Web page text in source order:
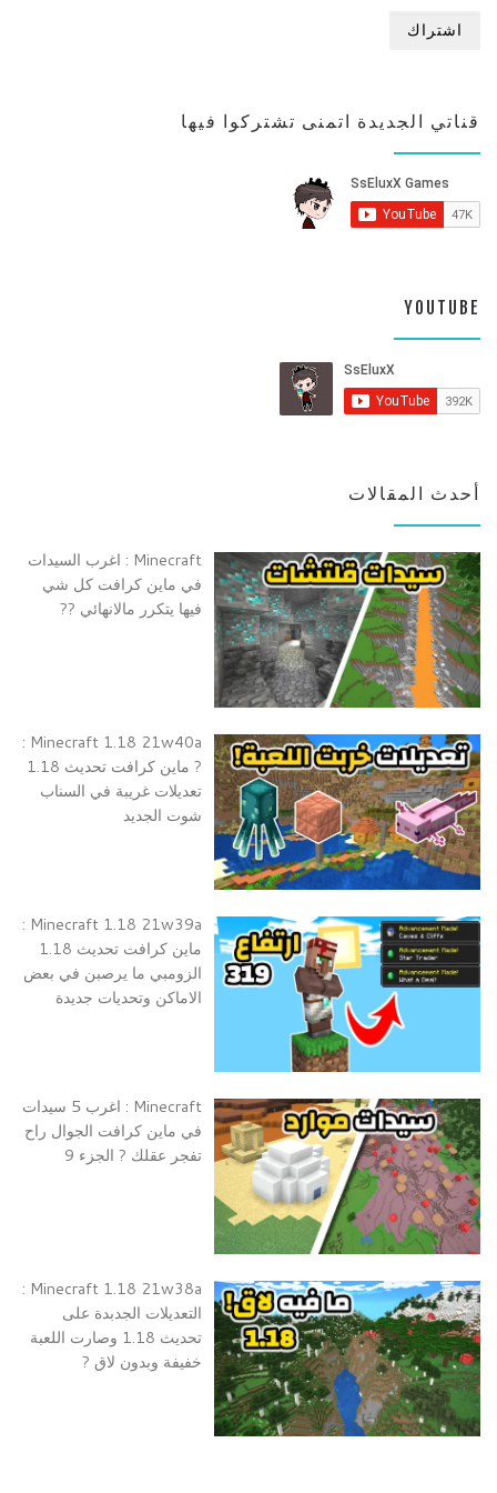
قناتي الجديدة اتمنى تشتركوا فيها
YOUTUBE
أحدث المقالات
Minecraft : اغرب السيدات
في ماين كرافت كل شي
فيها يتكرر مالانهائي ??
Minecraft 1.18 21w40a :
? ماين كرافت تحديث 1.18
تعديلات غريبة في السناب
شوت الجديد
Minecraft 1.18 21w39a :
ماين كرافت تحديث 1.18
الزومبي ما يرصبن في بعض
الاماكن وتحديات جديدة
Minecraft : اغرب 5 سيدات
في ماين كرافت الجوال راح
تفجر عقلك ? الجزء 9
Minecraft 1.18 21w38a :
التعديلات الجدبدة على
تحديث 1.18 وصارت اللعبة
خفيفة وبدون لاق ?